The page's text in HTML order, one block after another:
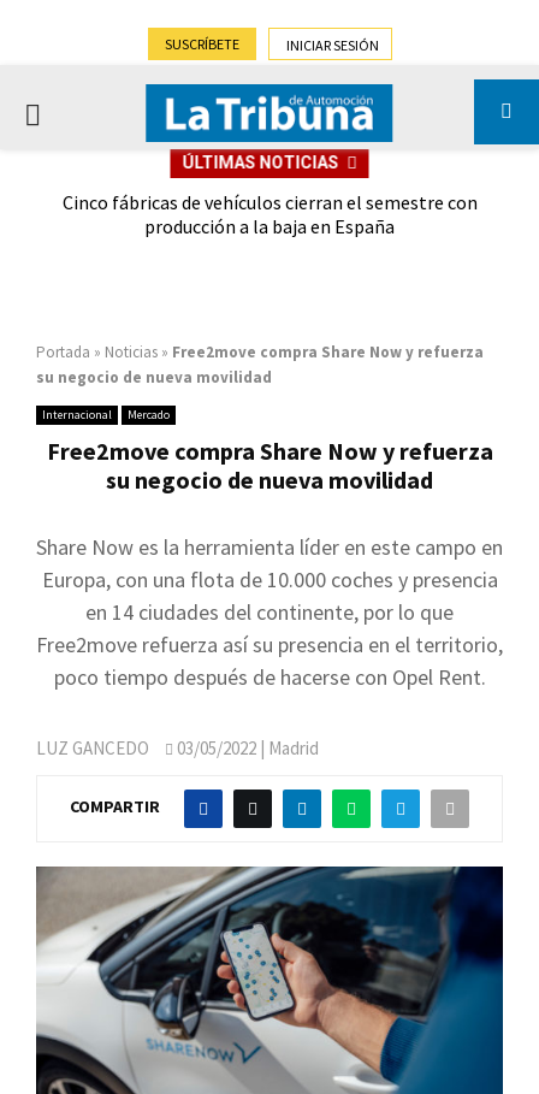
SUSCRÍBETE INICIAR SESIÓN
PRIMARY
ÚLTIMAS NOTICIAS
Cinco fábricas de vehículos cierran el semestre con
producción a la baja en España
Portada » Noticias » Free2move compra Share Now y refuerza
su negocio de nueva movilidad
Internacional Mercado
Free2move compra Share Now y refuerza
su negocio de nueva movilidad
Share Now es la herramienta líder en este campo en
Europa, con una flota de 10.000 coches y presencia
en 14 ciudades del continente, por lo que
Free2move refuerza así su presencia en el territorio,
poco tiempo después de hacerse con Opel Rent.
LUZ GANCEDO 03/05/2022 | Madrid
COMPARTIR